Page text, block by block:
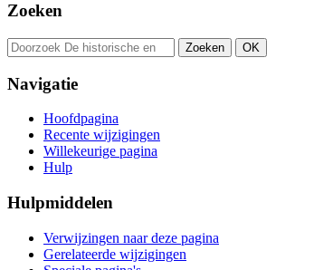
Zoeken
Navigatie
Hoofdpagina
Recente wijzigingen
Willekeurige pagina
Hulp
Hulpmiddelen
Verwijzingen naar deze pagina
Gerelateerde wijzigingen